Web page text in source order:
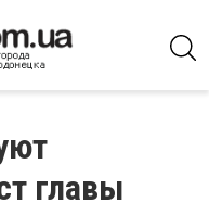
главы